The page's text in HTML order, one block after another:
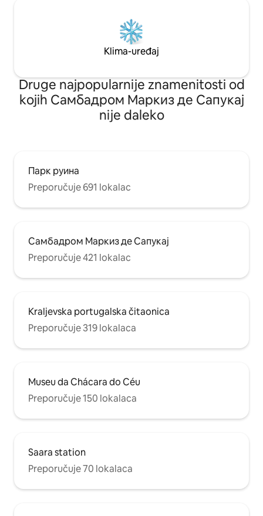
Klima-uređaj
Druge najpopularnije znamenitosti od
kojih Самбадром Маркиз де Сапукај
nije daleko
Парк руина
Preporučuje 691 lokalac
Самбадром Маркиз де Сапукај
Preporučuje 421 lokalac
Kraljevska portugalska čitaonica
Preporučuje 319 lokalaca
Museu da Chácara do Céu
Preporučuje 150 lokalaca
Saara station
Preporučuje 70 lokalaca